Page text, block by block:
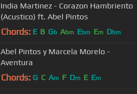
India Martinez - Corazon Hambriento
(Acustico) ft. Abel Pintos
Chords: E B Gb Abm Ebm Em Dbm
Abel Pintos y Marcela Morelo -
Aventura
Chords: G C Am F Dm E Em